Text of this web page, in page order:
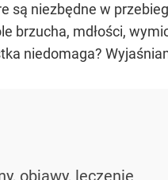
są niezbędne w
brzucha, mdłości,
niedomaga?
objawy, leczenie